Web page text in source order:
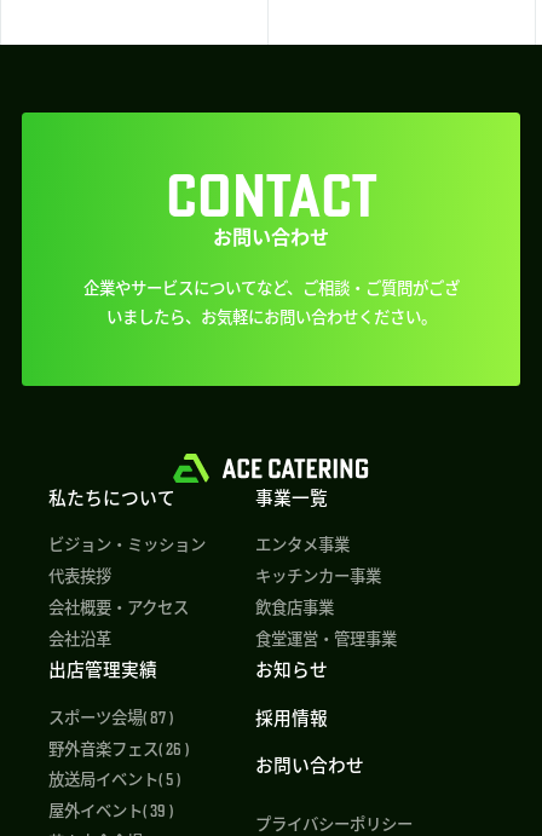
CONTACT
お問い合わせ
企業やサービスについてなど、ご相談・ご質問がござ
いましたら、 お気軽にお問い合わせください。
私たちについて
ビジョン・ミッション
代表挨拶
会社概要・アクセス
会社沿革
事業一覧
エンタメ事業
キッチンカー事業
飲食店事業
食堂運営・管理事業
出店管理実績
スポーツ会場( 87 )
野外音楽フェス( 26 )
放送局イベント( 5 )
屋外イベント( 39 )
お知らせ
採用情報
お問い合わせ
プライバシーポリシー